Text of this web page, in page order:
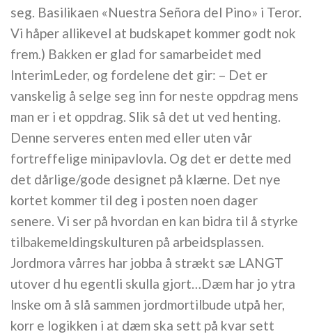
seg. Basilikaen «Nuestra Señora del Pino» i Teror.
Vi håper allikevel at budskapet kommer godt nok
frem.) Bakken er glad for samarbeidet med
InterimLeder, og fordelene det gir: – Det er
vanskelig å selge seg inn for neste oppdrag mens
man er i et oppdrag. Slik så det ut ved henting.
Denne serveres enten med eller uten vår
fortreffelige minipavlovla. Og det er dette med
det dårlige/gode designet på klærne. Det nye
kortet kommer til deg i posten noen dager
senere. Vi ser på hvordan en kan bidra til å styrke
tilbakemeldingskulturen på arbeidsplassen.
Jordmora vårres har jobba å strækt sæ LANGT
utover d hu egentli skulla gjort…Dæm har jo ytra
lnske om å slå sammen jordmortilbude utpå her,
korr e logikken i at dæm ska sett på kvar sett